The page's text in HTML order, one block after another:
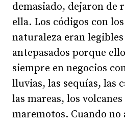
demasiado, dejaron de
ella. Los códigos con
naturaleza eran
antepasados porque
siempre en negocios
lluvias, las sequías, las
las mareas, los
maremotos. Cuando